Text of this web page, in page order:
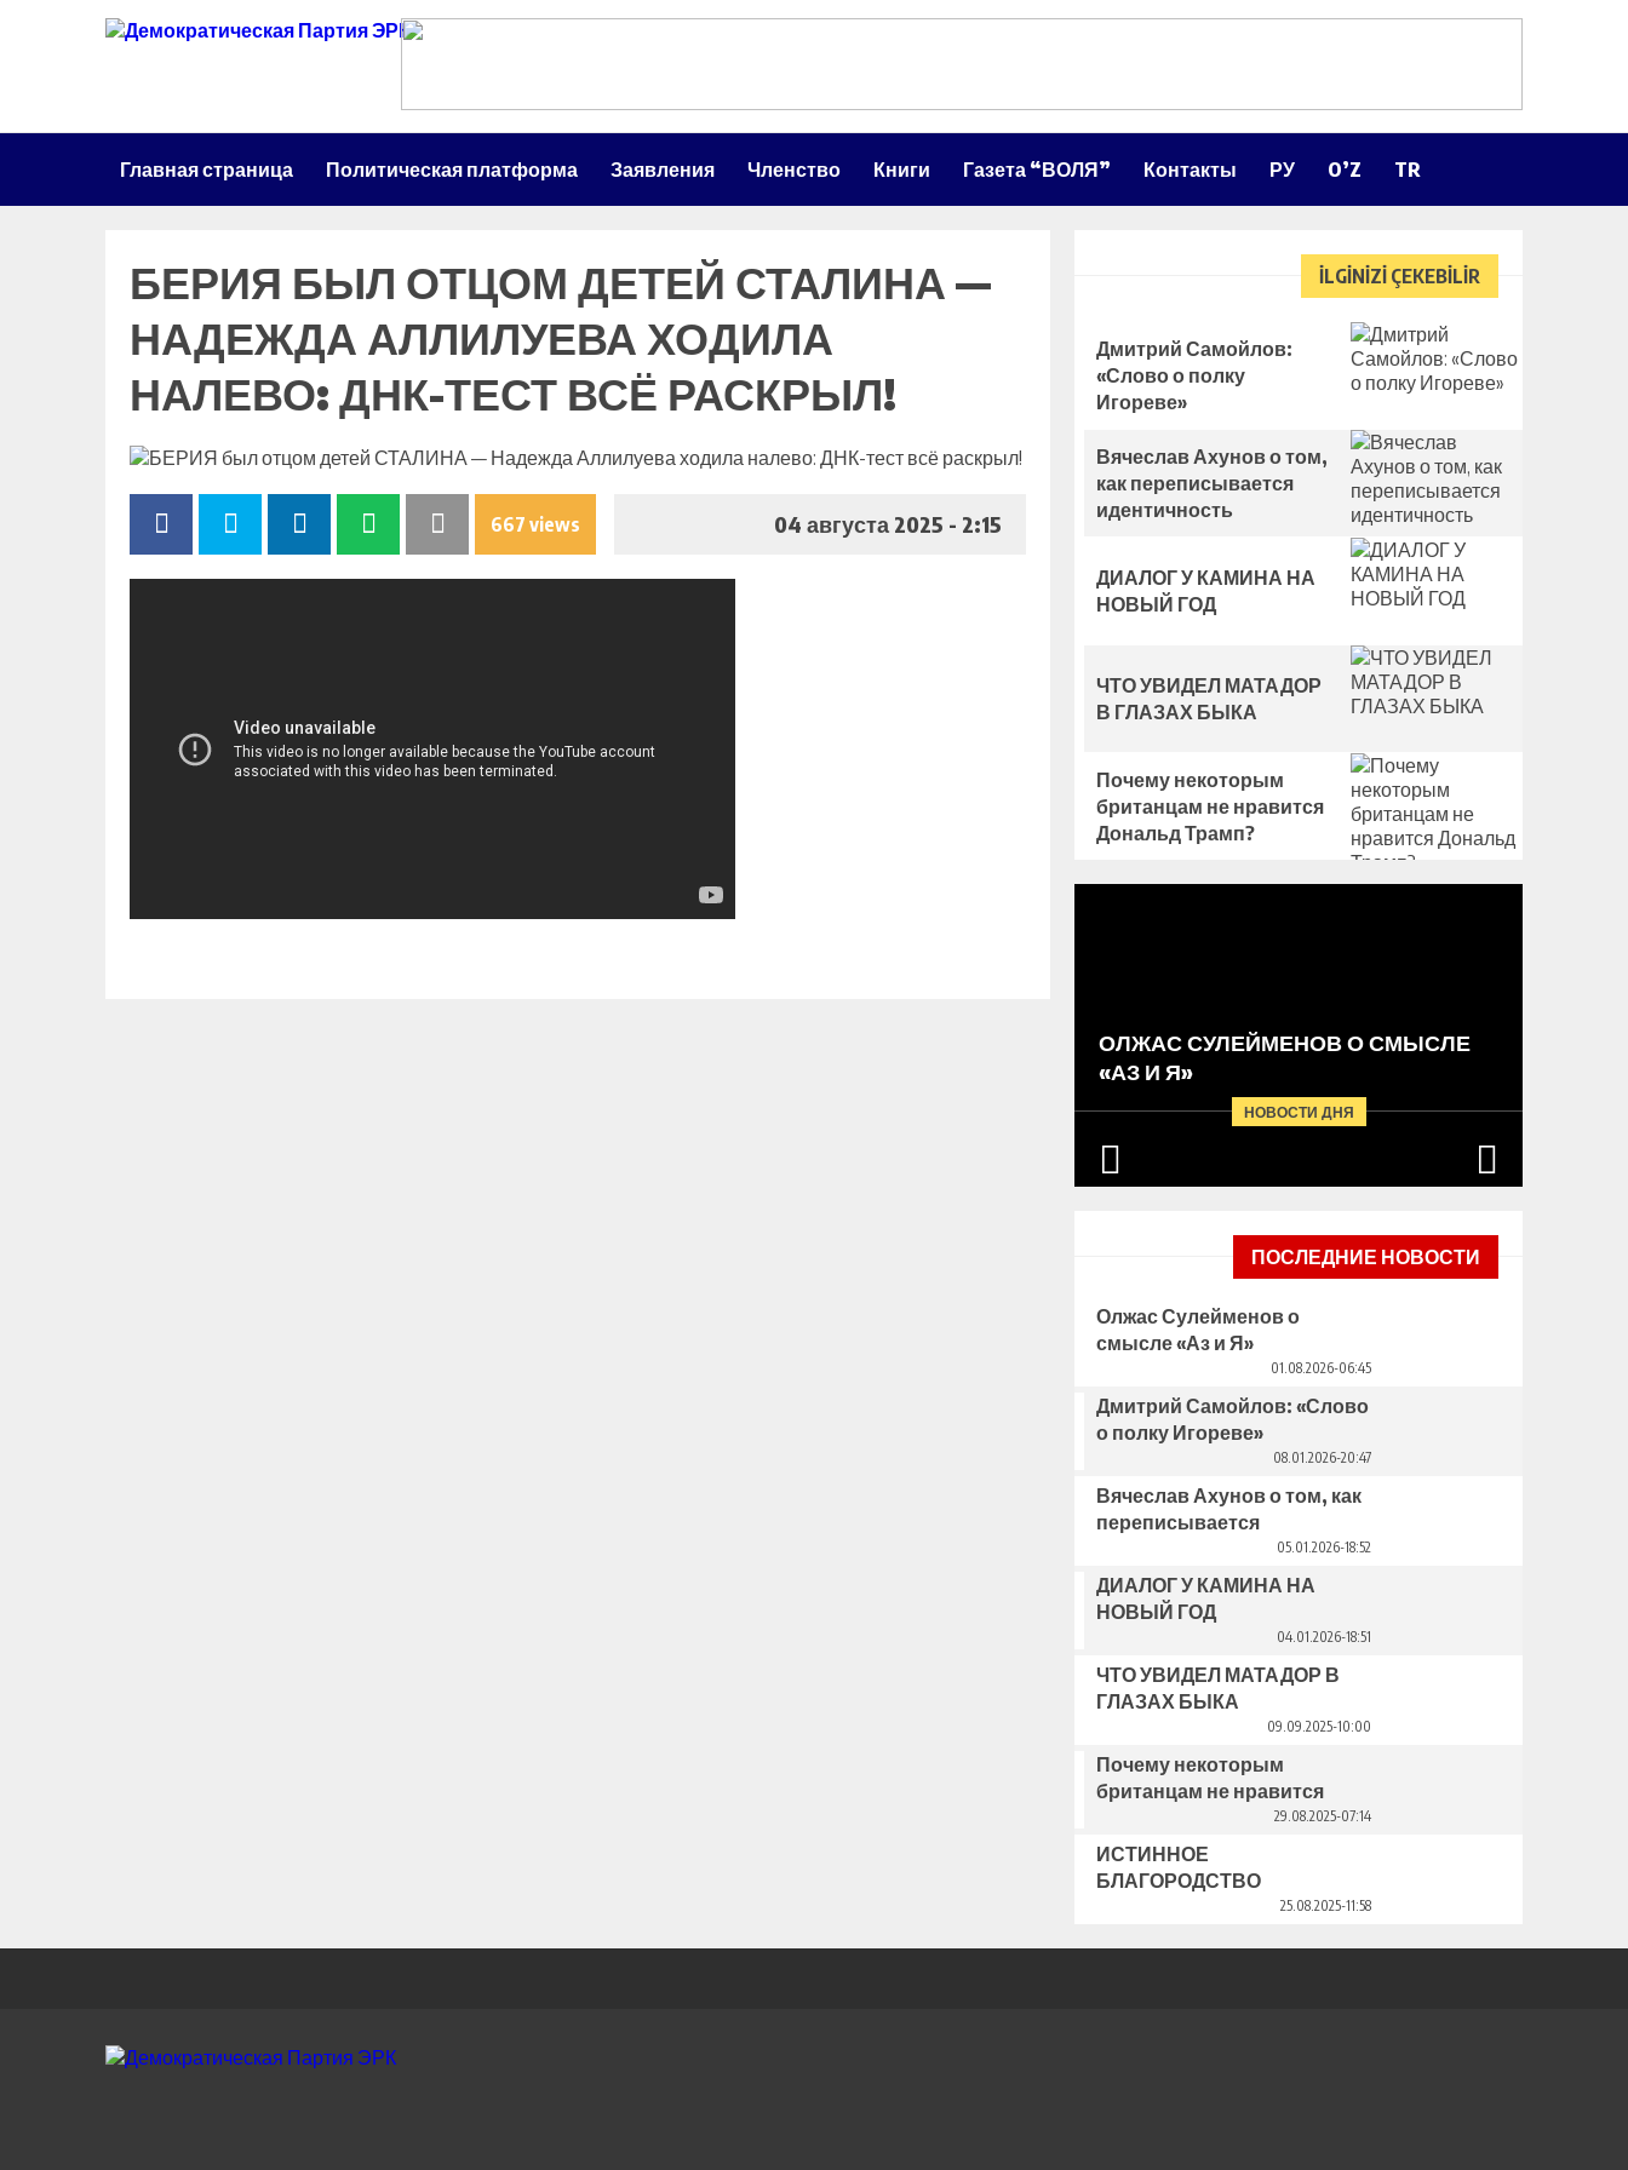
Главная страница Политическая платформа Заявления Членство Книги Газета “ВОЛЯ” Контакты РУ O’Z TR
БЕРИЯ БЫЛ ОТЦОМ ДЕТЕЙ СТАЛИНА —
НАДЕЖДА АЛЛИЛУЕВА ХОДИЛА
НАЛЕВО: ДНК-ТЕСТ ВСЁ РАСКРЫЛ!
667 views 04 августа 2025 - 2:15
İLGİNİZİ ÇEKEBİLİR
Дмитрий Самойлов:
«Слово о полку
Игореве»
Вячеслав Ахунов о том,
как переписывается
идентичность
ДИАЛОГ У КАМИНА НА
НОВЫЙ ГОД
ЧТО УВИДЕЛ МАТАДОР
В ГЛАЗАХ БЫКА
Почему некоторым
британцам не нравится
Дональд Трамп?
НОВОСТИ ДНЯ
ОЛЖАС СУЛЕЙМЕНОВ О СМЫСЛЕ
«АЗ И Я»
ПОСЛЕДНИЕ НОВОСТИ
Олжас Сулейменов о
смысле «Аз и Я»
01.08.2026-06:45
Дмитрий Самойлов: «Слово
о полку Игореве»
08.01.2026-20:47
Вячеслав Ахунов о том, как
переписывается
05.01.2026-18:52
ДИАЛОГ У КАМИНА НА
НОВЫЙ ГОД
04.01.2026-18:51
ЧТО УВИДЕЛ МАТАДОР В
ГЛАЗАХ БЫКА
09.09.2025-10:00
Почему некоторым
британцам не нравится
29.08.2025-07:14
ИСТИННОЕ
БЛАГОРОДСТВО
25.08.2025-11:58